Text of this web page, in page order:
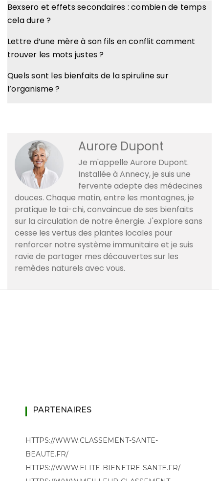
Bexsero et effets secondaires : combien de temps
cela dure ?
Lettre d’une mère à son fils en conflit comment
trouver les mots justes ?
Quels sont les bienfaits de la spiruline sur
l’organisme ?
Aurore Dupont
Je m'appelle Aurore Dupont.
Installée à Annecy, je suis une
fervente adepte des médecines
douces. Chaque matin, entre les montagnes, je
pratique le tai-chi, convaincue de ses bienfaits
sur la circulation de notre énergie. J'explore sans
cesse les vertus des plantes locales pour
renforcer notre système immunitaire et je suis
ravie de partager mes découvertes sur les
remèdes naturels avec vous.
PARTENAIRES
HTTPS://WWW.CLASSEMENT-SANTE-
BEAUTE.FR/
HTTPS://WWW.ELITE-BIENETRE-SANTE.FR/